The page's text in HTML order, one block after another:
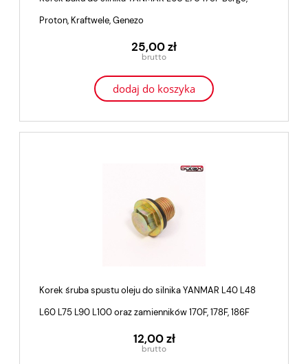
Proton, Kraftwele, Genezo
25,00 zł
dodaj do koszyka
Korek śruba spustu oleju do silnika YANMAR L40 L48
L60 L75 L90 L100 oraz zamienników 170F, 178F, 186F
12,00 zł